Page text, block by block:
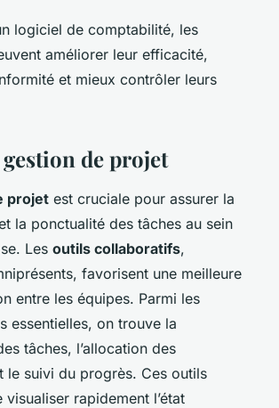
logiciel de comptabilité, les
améliorer leur efficacité,
et mieux contrôler leurs
de projet
projet est cruciale pour assurer la
la ponctualité des tâches au sein
Les outils collaboratifs,
favorisent une meilleure
entre les équipes. Parmi les
essentielles, on trouve la
tâches, l’allocation des
le suivi du progrès. Ces outils
visualiser rapidement l’état